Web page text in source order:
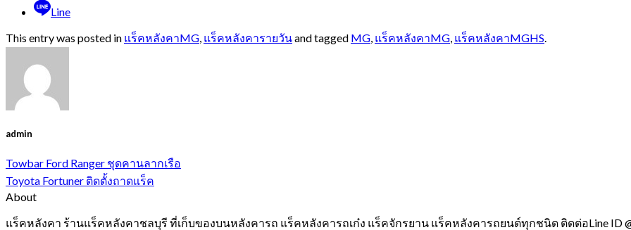
Line
This entry was posted in แร็คหลังคาMG แร็คหลังคารายวันand tagged MG แร็คหลังคาMG แร็คหลังคาMGHS
admin
Towbar Ford Ranger ชุดคานลากเรือ
Toyota Fortuner ติดตั้งถาดแร็ค
About
แร็คหลังคา ร้านแร็คหลังคาชลบุรี ที่เก็บของบนหลังคารถ แร็คหลังคารถเก๋ง แร็คจักรยาน แร็คหลังคารถยนต์ทุกชนิด ติดต่อLine ID